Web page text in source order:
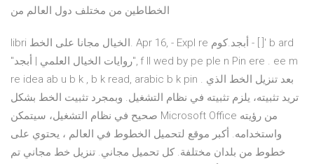
الخطاطين من مختلف دول العالم من
libri الخيال مجانا على الخط. Apr 16, - Expl re أبجد.كوم - [ ]' b ard
"روايات الخيال العلمي | أبجد", f ll wed by pe ple n Pin ere . ee m
re idea ab u b k , b k read, arabic b k pin . بعد تنزيل الخط الذي
تريد تثبيته، يلزم تثبيته في نظام التشغيل. وبمجرد تثبيت الخط بشكل
صحيح في نظام التشغيل، سيتمكن Microsoft Office من رؤيته
واستخدامه. أكبر موقع لتحميل الخطوط في العالم ، يحتوي على
خطوط من بلدان مختلفة. كل تحميل مجاني. تنزيل خط مجاني تم